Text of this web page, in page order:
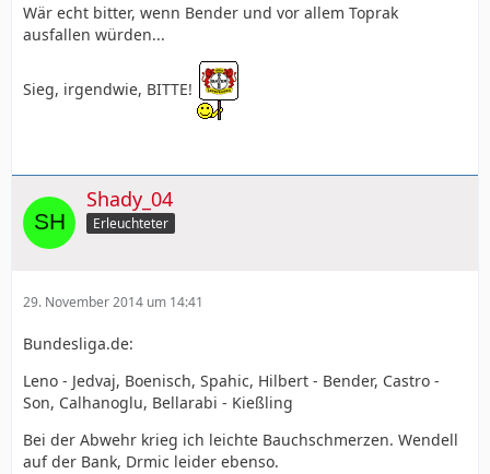
Wär echt bitter, wenn Bender und vor allem Toprak
ausfallen würden...
Sieg, irgendwie, BITTE!
Shady_04
Erleuchteter
29. November 2014 um 14:41
Bundesliga.de:
Leno - Jedvaj, Boenisch, Spahic, Hilbert - Bender, Castro -
Son, Calhanoglu, Bellarabi - Kießling
Bei der Abwehr krieg ich leichte Bauchschmerzen. Wendell
auf der Bank, Drmic leider ebenso.